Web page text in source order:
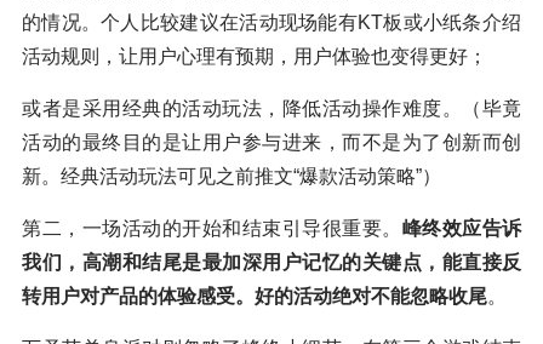
的情况。个人比较建议在活动现场能有KT板或小纸条介绍
活动规则，让用户心理有预期，用户体验也变得更好；
或者是采用经典的活动玩法，降低活动操作难度。（毕竟
活动的最终目的是让用户参与进来，而不是为了创新而创
新。经典活动玩法可见之前推文“爆款活动策略”）
第二，一场活动的开始和结束引导很重要。 峰终效应告诉
我们，高潮和结尾是最加深用户记忆的关键点，能直接反
转用户对产品的体验感受。好的活动绝对不能忽略收尾。